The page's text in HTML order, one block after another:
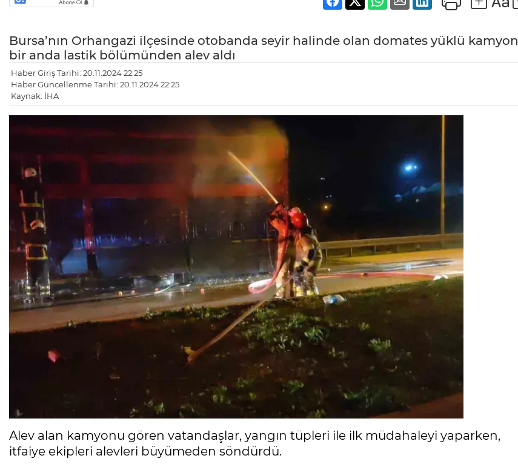
Bursa’nın Orhangazi ilçesinde otobanda seyir halinde olan domates yüklü kamyon
bir anda lastik bölümünden alev aldı
Haber Giriş Tarihi: 20.11.2024 22:25
Haber Güncellenme Tarihi: 20.11.2024 22:25
Kaynak: İHA
Alev alan kamyonu gören vatandaşlar, yangın tüpleri ile ilk müdahaleyi yaparken,
itfaiye ekipleri alevleri büyümeden söndürdü.